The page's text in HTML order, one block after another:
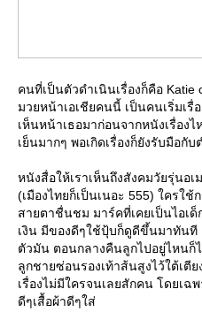
คนที่เป็นตัวดำเนินเรื่องก็คือ Katie
มวยหน้าเอเชียคนนี้ เป็นคนเริ่มเรื่
เห็นหน้าเธอมาก่อนจากหนังเรื่องไ
เย็นมากๆ พอเกิดเรื่องก็ยังรับมือกั
หนังสื่อให้เราเห็นถึงสังคมวัยรุ่นอ
(เมืองไทยก็เป็นเนอะ 555) ใครใช้
สายตาชื่นชม มาร์คที่เคยเป็นไอเ
เงิน มีของดีๆใช้ปุ้บก็ดูดีขึ้นมาทันที
ตัวมัน ตอนกลางคืนลูกไปอยู่ไหนก็
ลูกชายซ่อนรองเท้าส้นสูงไว้ใต้เตี
เรื่องไม่มีใครจนเลยสักคน โดยเ
ดีๆเสื้อผ้าดีๆใส่